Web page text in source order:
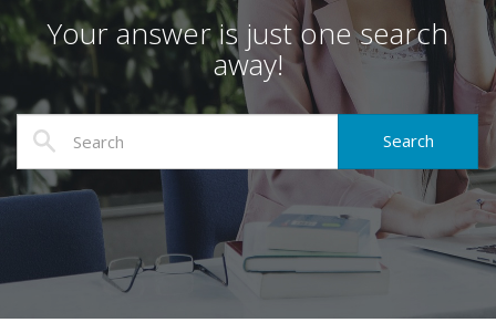
Your answer is just one search
away!